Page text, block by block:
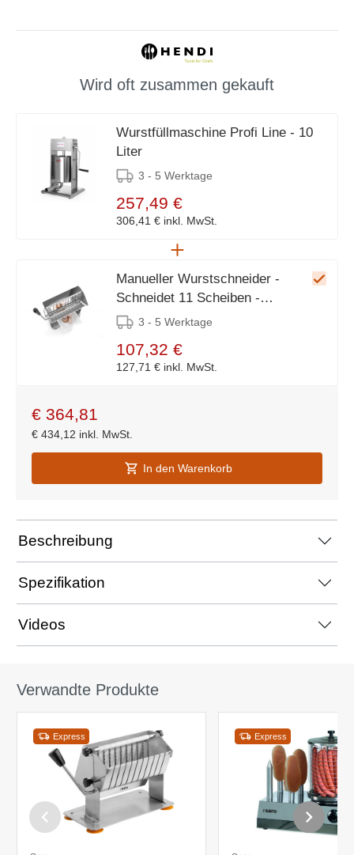
Wird oft zusammen gekauft
Wurstfüllmaschine Profi Line - 10
Liter
3 - 5 Werktage
257,49 €
306,41 € inkl. MwSt.
Manueller Wurstschneider -
Schneidet 11 Scheiben -
214x155x (H) 205mm
3 - 5 Werktage
107,32 €
127,71 € inkl. MwSt.
€ 364,81
€ 434,12 inkl. MwSt.
In den Warenkorb
Beschreibung
Spezifikation
Videos
Verwandte Produkte
Express Express